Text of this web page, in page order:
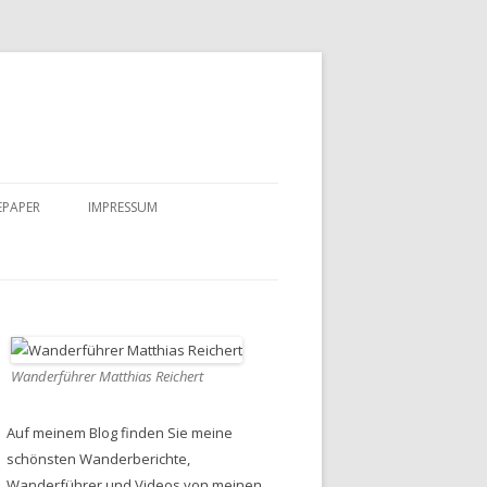
IMPRESSUM
Wanderführer Matthias Reichert
Auf meinem Blog finden Sie meine
schönsten Wanderberichte,